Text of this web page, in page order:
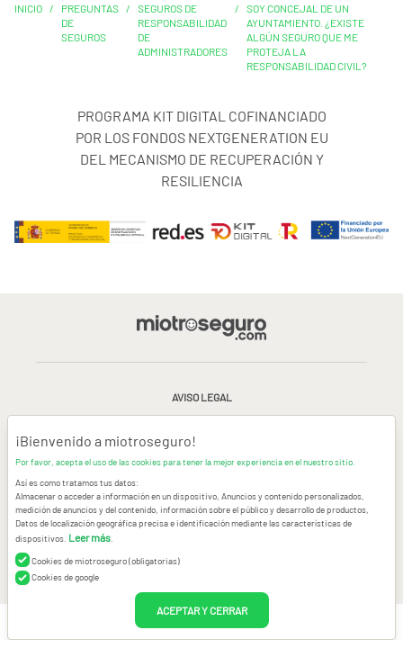
INICIO /
PREGUNTAS
DE
SEGUROS
/
SEGUROS DE
RESPONSABILIDAD
DE
ADMINISTRADORES
/
SOY CONCEJAL DE UN
AYUNTAMIENTO. ¿EXISTE
ALGÚN SEGURO QUE ME
PROTEJA LA
RESPONSABILIDAD CIVIL?
PROGRAMA KIT DIGITAL COFINANCIADO
POR LOS FONDOS NEXTGENERATION EU
DEL MECANISMO DE RECUPERACIÓN Y
RESILIENCIA
AVISO LEGAL
CONDICIONES GENERALES DE USO
CONTACTAR
© Copyright miotroseguro.com 2026. Todos los derechos reservados
Images designed byFreepik
¡Bienvenido a miotroseguro!
Por favor, acepta el uso de las cookies para tener la mejor experiencia en el nuestro sitio.
Así es como tratamos tus datos:
Almacenar o acceder a información en un dispositivo, Anuncios y contenido personalizados,
medición de anuncios y del contenido, información sobre el público y desarrollo de productos,
Datos de localización geográfica precisa e identificación mediante las características de
dispositivos. Leer más
Cookies de miotroseguro (obligatorias)
Cookies de google
ACEPTAR Y CERRAR